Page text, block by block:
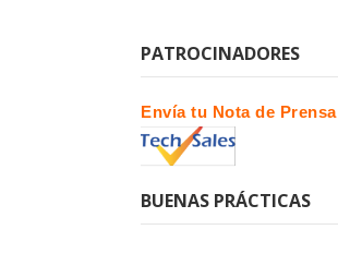
PATROCINADORES
Envía tu Nota de Prensa
BUENAS PRÁCTICAS